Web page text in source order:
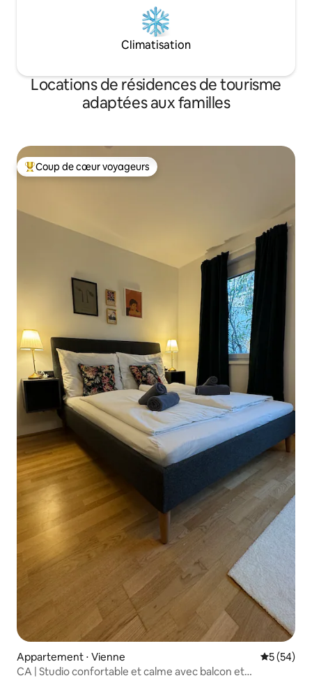
Climatisation
Locations de résidences de tourisme
adaptées aux familles
Coups de cœur voyageurs les plus appréciés
Coup de cœur voyageurs
Appartement ⋅ Vienne
5 (54)
CA | Studio confortable et calme avec balcon et